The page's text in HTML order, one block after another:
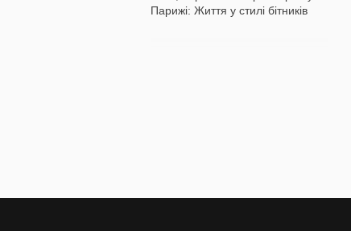
Парижі: Життя у стилі бітників